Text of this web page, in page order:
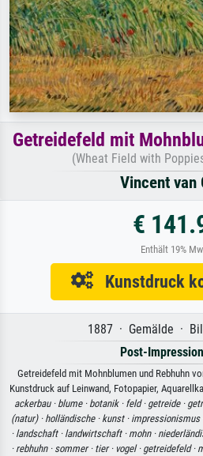
Getreidefeld mit
(Wheat Field with
Vincent van
€
Enthält 19%
Kunstdruck
1887 · Gemälde ·
Post-
Getreidefeld mit Mohnblumen und Rebhuhn
Kunstdruck auf Leinwand, Fotopapier,
ackerbau · blume · botanik · feld · getreide ·
(natur) · holländische · kunst · impressionismus
· landschaft · landwirtschaft · mohn ·
· rebhuhn · sommer · tier · vogel · getreidefeld ·